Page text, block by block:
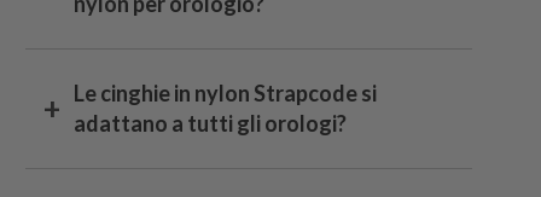
Le cinghie in nylon Strapcodesi
adattano a tutti gli orologi?